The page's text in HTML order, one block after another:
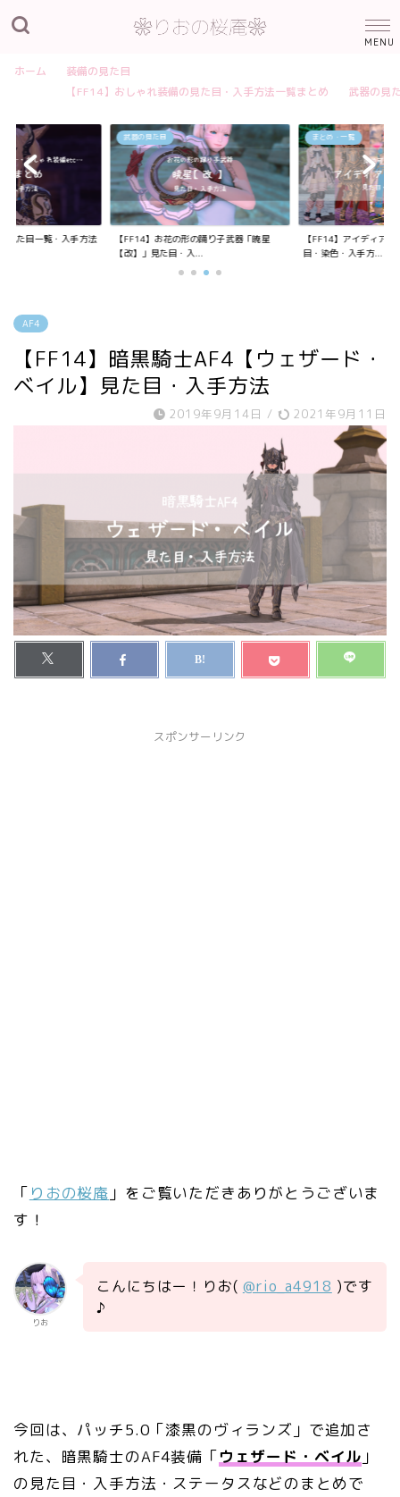
ホーム
装備の見た目
【FF14】おしゃれ装備の見た目・入手方法一覧まとめ
武器の見
見た目一覧・入手方法
武器の見た目
【FF14】お花の形の踊り子武器「暁星
【改】」見た目・入...
まとめ・一覧
【FF14】アイディア
目・染色・入手方...
AF4
【FF14】暗黒騎士AF4【ウェザード・
ベイル】見た目・入手方法
2019年9月14日 / 2021年9月11日
スポンサーリンク
「 りおの桜庵 」をご覧いただきありがとうございま
す！
りお
こんにちはー！りお( @rio_a4918 )です
♪
今回は、パッチ5.0「漆黒のヴィランズ」で追加さ
れた、暗黒騎士のAF4装備「ウェザード・ベイル 」
の見た目・入手方法・ステータスなどのまとめで